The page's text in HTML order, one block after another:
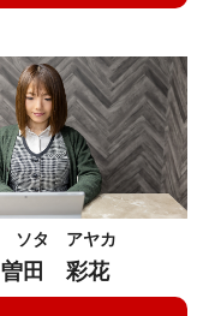
ソタ アヤカ
曽田 彩花